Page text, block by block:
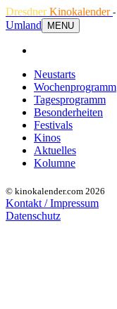
DresdnerKinokalender
Umland
MENU
Neustarts
Wochenprogramm
Tagesprogramm
Besonderheiten
Festivals
Kinos
Aktuelles
Kolumne
© kinokalender.com 2026
Kontakt / Impressum
Datenschutz